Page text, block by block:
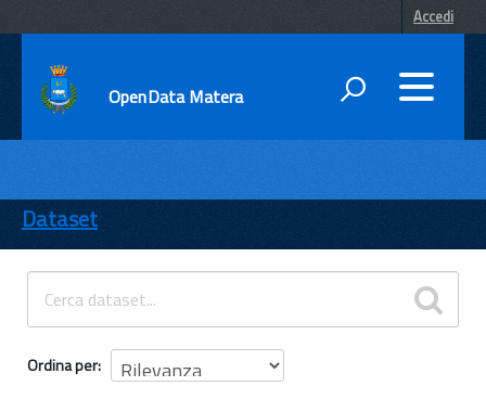
Accedi
OpenData Matera
ENTI
TEMI
INFORMAZIONI
Dataset
Ordina per